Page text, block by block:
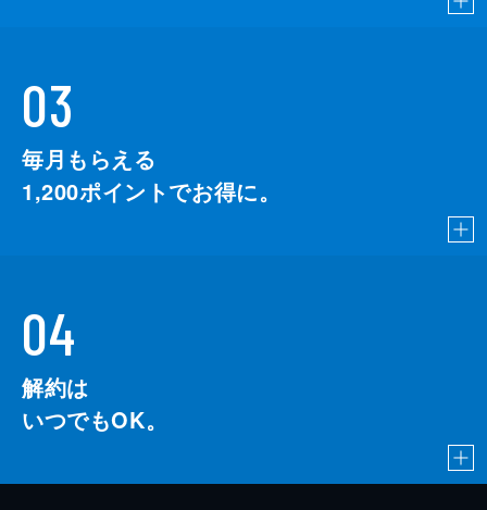
03
毎月もらえる
1,200ポイントでお得に。
04
解約は
いつでもOK。